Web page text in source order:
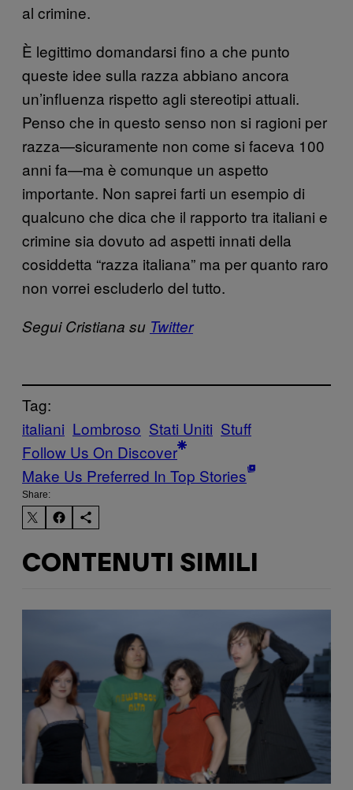
al crimine.
È legittimo domandarsi fino a che punto
queste idee sulla razza abbiano ancora
un’influenza rispetto agli stereotipi attuali.
Penso che in questo senso non si ragioni per
razza—sicuramente non come si faceva 100
anni fa—ma è comunque un aspetto
importante. Non saprei farti un esempio di
qualcuno che dica che il rapporto tra italiani e
crimine sia dovuto ad aspetti innati della
cosiddetta “razza italiana” ma per quanto raro
non vorrei escluderlo del tutto.
Segui Cristiana su Twitter
Tag:
italiani Lombroso Stati Uniti Stuff
Follow Us On Discover
Make Us Preferred In Top Stories
Share:
CONTENUTI SIMILI